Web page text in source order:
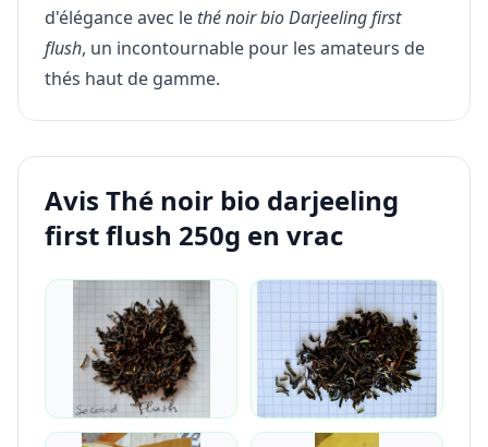
d'élégance avec le thé noir bio Darjeeling first
flush, un incontournable pour les amateurs de
thés haut de gamme.
Avis Thé noir bio darjeeling
first flush 250g en vrac